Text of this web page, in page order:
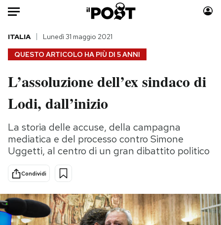
HOME
Italia
Politica
Tecnologia
Internet
Scienza
Cultura
Economia
Sport
Moda
Storie/Idee
Ok Boomer!
Media
Mondiali calcio 2026
QUESTO ARTICOLO HA PIÙ DI 5 ANNI
ITALIA Lunedì 31 maggio 2021
L’assoluzione dell’ex sindaco di
Lodi, dall’inizio
La storia delle accuse, della campagna
mediatica e del processo contro Simone
Uggetti, al centro di un gran dibattito politico
Condividi